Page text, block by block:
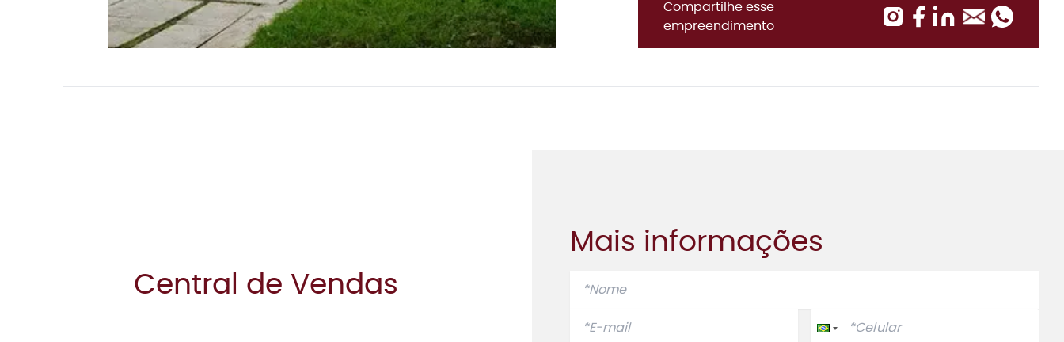
Compartilhe esse
empreendimento
Central de Vendas
Mais informações